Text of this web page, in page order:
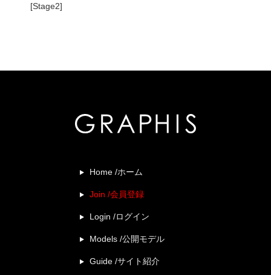
[Stage2]
Home /ホーム
Join /会員登録
Login /ログイン
Models /公開モデル
Guide /サイト紹介